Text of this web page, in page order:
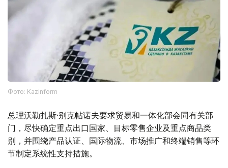
Фото: Kazinform
总理沃勒扎斯·别克帖诺夫要求贸易和一体化部会同有关部
门，尽快确定重点出口国家、目标零售企业及重点商品类
别，并围绕产品认证、国际物流、市场推广和终端销售等环
节制定系统性支持措施。